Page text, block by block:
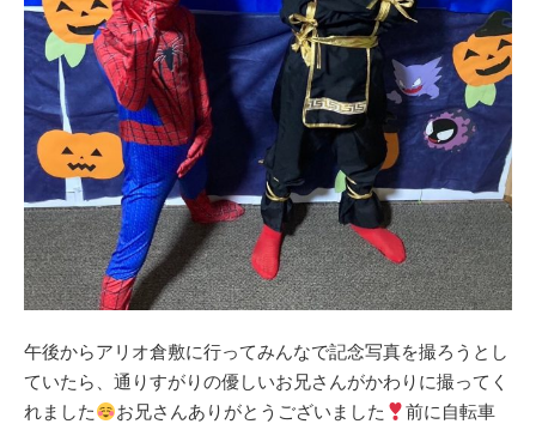
午後からアリオ倉敷に行ってみんなで記念写真を撮ろうとし
ていたら、通りすがりの優しいお兄さんがかわりに撮ってく
れました
お兄さんありがとうございました
前に自転車